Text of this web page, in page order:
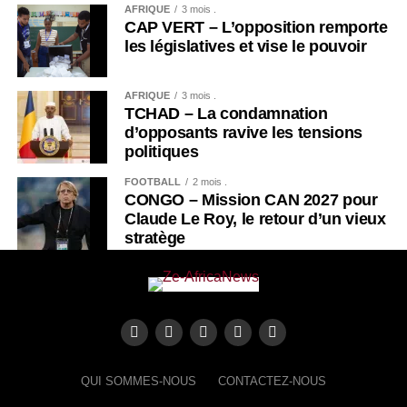
possible de partager sur les deux sites. Problème : quand
une panne survient, elle peut donc toucher les deux
services. C’est effectivement le cas ce lundi 4 octobre. La
autant le site Facebook et son appli mobile que l’appli
Instagram. Inutile de rallumer votre smartphone ou de
télécharger à nouveau l’appli Instagram. D’après le site
rapports d’erreurs ont été envoyés par des internautes
n’arrivant pas à se connecter.
pourquoi l’appli est-elle
inaccessible ce lundi 4
octobre ?
AFRIQUE 3 mois .
CAP VERT – L’opposition remporte
les législatives et vise le pouvoir
AFRIQUE 3 mois .
TCHAD – La condamnation
d’opposants ravive les tensions
politiques
FOOTBALL 2 mois .
CONGO – Mission CAN 2027 pour
Claude Le Roy, le retour d’un vieux
stratège
QUI SOMMES-NOUS CONTACTEZ-NOUS